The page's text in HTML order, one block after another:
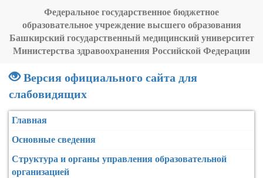
Федеральное государственное бюджетное
образовательное учреждение высшего образования
Башкирский государственный медицинский университет
Министерства здравоохранения Российской Федерации
Версия официального сайта для
слабовидящих
Главная
Основные сведения
Структура и органы управления образовательной
организацией